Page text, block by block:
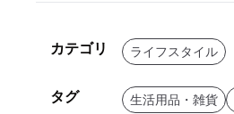
カテゴリ ライフスタイル
タグ 生活用品・雑貨